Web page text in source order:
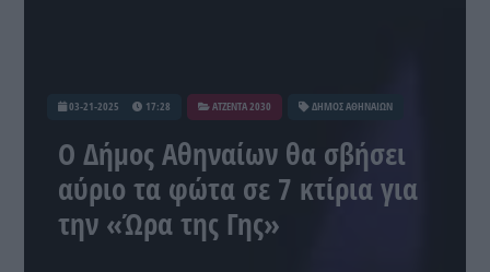
03-21-2025 17:28 ATZENTA 2030 ΔΗΜΟΣ ΑΘΗΝΑΙΩΝ
Ο Δήμος Αθηναίων θα σβήσει
αύριο τα φώτα σε 7 κτίρια για
την «Ώρα της Γης»